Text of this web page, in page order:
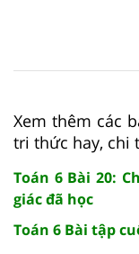
Xem thêm các
tri thức hay, chi
Toán 6 Bài 20:
giác đã học
Toán 6 Bài tập